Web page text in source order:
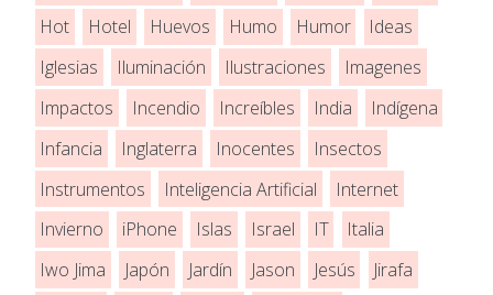
Hot
Hotel Huevos Humo Humor
Ideas
Iglesias
Iluminación Ilustraciones
Imagenes
Impactos
Incendio Increíbles India
Indígena
Infancia
Inglaterra Inocentes
Insectos
Instrumentos
Inteligencia Artificial
Internet
Invierno
iPhone Islas Israel IT
Italia
Iwo Jima
Japón Jardín Jason Jesús
Jirafa